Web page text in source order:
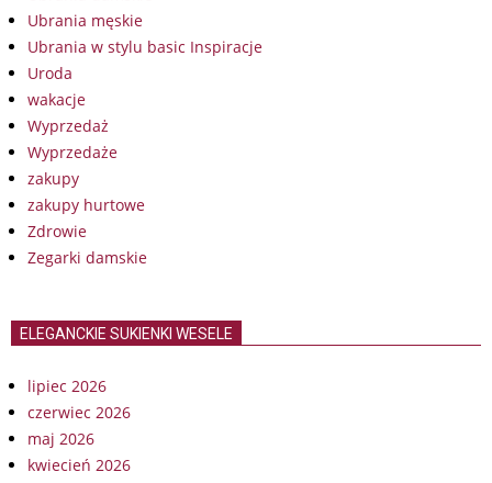
Ubrania męskie
Ubrania w stylu basic Inspiracje
Uroda
wakacje
Wyprzedaż
Wyprzedaże
zakupy
zakupy hurtowe
Zdrowie
Zegarki damskie
ELEGANCKIE SUKIENKI WESELE
lipiec 2026
czerwiec 2026
maj 2026
kwiecień 2026